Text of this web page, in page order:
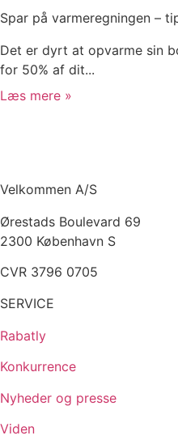
Spar på varmeregningen –
Det er dyrt at opvarme sin
for 50% af dit...
Læs mere »
Velkommen A/S
Ørestads Boulevard 69
2300 København S
CVR 3796 0705
SERVICE
Rabatly
Konkurrence
Nyheder og presse
Viden